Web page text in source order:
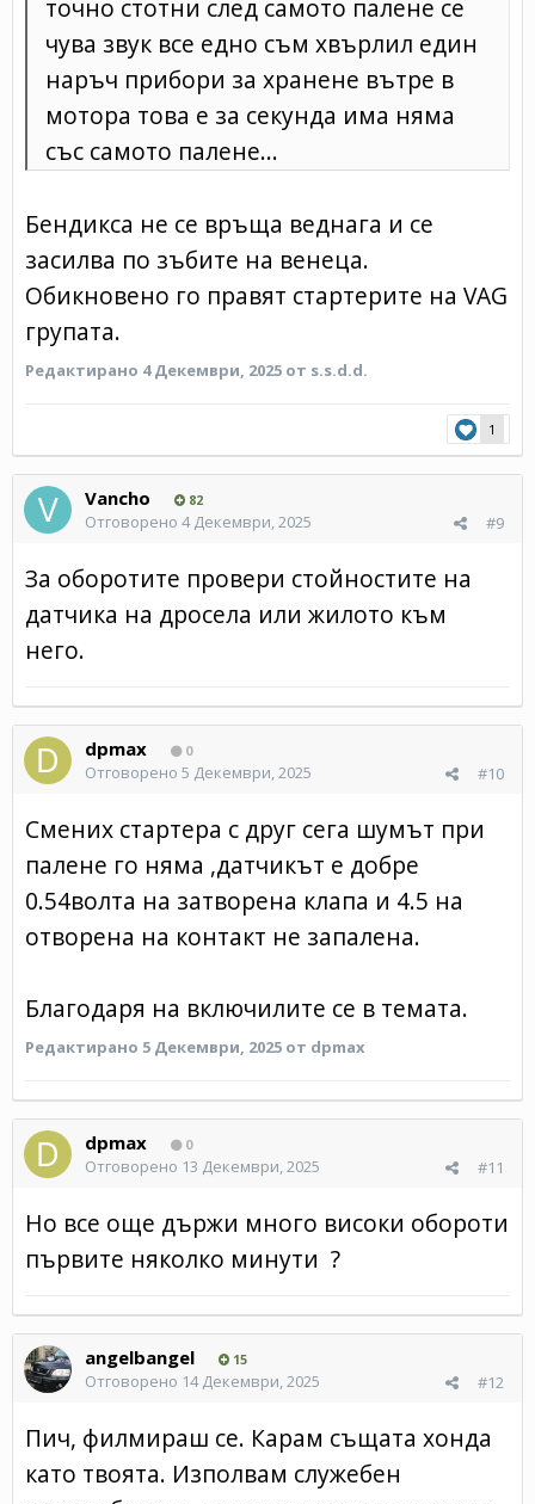
точно стотни след самото палене се
чува звук все едно съм хвърлил един
наръч прибори за хранене вътре в
мотора това е за секунда има няма
със самото палене...
Бендикса не се връща веднага и се
засилва по зъбите на венеца.
Обикновено го правят стартерите на VAG
групата.
Редактирано 4 Декември, 2025 от s.s.d.d.
1
Vancho 82
#9
Отговорено 4 Декември, 2025
За оборотите провери стойностите на
датчика на дросела или жилото към
него.
dpmax 0
#10
Отговорено 5 Декември, 2025
Смених стартера с друг сега шумът при
палене го няма ,датчикът е добре
0.54волта на затворена клапа и 4.5 на
отворена на контакт не запалена.
Благодаря на включилите се в темата.
Редактирано 5 Декември, 2025 от dpmax
dpmax 0
#11
Отговорено 13 Декември, 2025
Но все още държи много високи обороти
първите няколко минути ?
angelbangel 15
#12
Отговорено 14 Декември, 2025
Пич, филмираш се. Карам същата хонда
като твоята. Изполвам служебен